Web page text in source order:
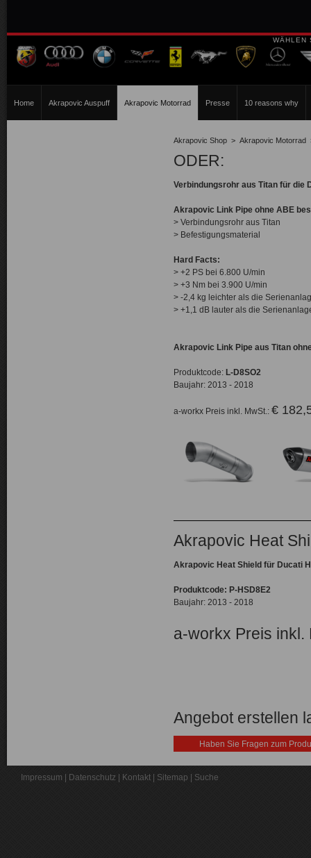
WÄHLEN
Home Akrapovic Auspuff Akrapovic Motorrad Presse 10 reasons why
Akrapovic Shop > Akrapovic Motorrad
ODER:
Verbindungsrohr aus Titan für
Akrapovic Link Pipe ohne ABE
> Verbindungsrohr aus Titan
> Befestigungsmaterial
Hard Facts:
> +2 PS bei 6.800 U/min
> +3 Nm bei 3.900 U/min
> -2,4 kg leichter als die
> +1,1 dB lauter als die
Akrapovic Link Pipe aus Titan
Produktcode: L-D8SO2
Baujahr: 2013 - 2018
a-workx Preis inkl. MwSt.: €
Akrapovic Heat
Akrapovic Heat Shield für Ducati
Produktcode: P-HSD8E2
Baujahr: 2013 - 2018
a-workx Preis inkl.
Angebot erstellen
Haben Sie Fragen zum
Impressum Datenschutz Kontakt Sitemap Suche